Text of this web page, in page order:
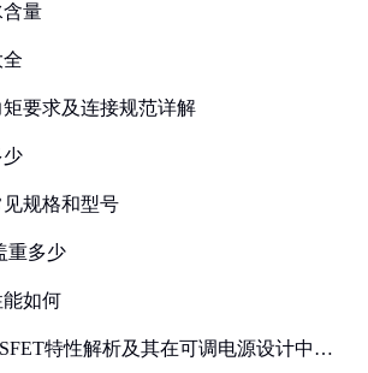
量
要求及连接规范详解
少
规格和型号
重多少
如何
特性解析及其在可调电源设计中的